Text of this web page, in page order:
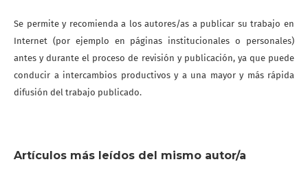
Se permite y recomienda a los autores/as a publicar su trabajo en
Internet (por ejemplo en páginas institucionales o personales)
antes y durante el proceso de revisión y publicación, ya que puede
conducir a intercambios productivos y a una mayor y más rápida
difusión del trabajo publicado.
Artículos más leídos del mismo autor/a